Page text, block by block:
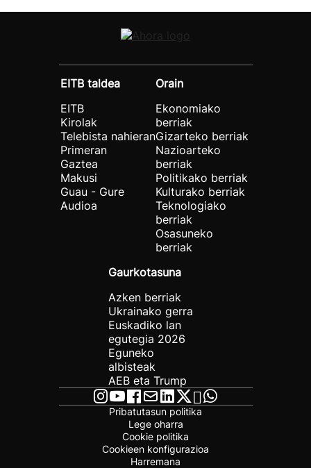
EITB taldea
EITB
Kirolak
Telebista nahieran
Primeran
Gaztea
Makusi
Guau - Gure
Audioa
Orain
Ekonomiako
berriak
Gizarteko berriak
Nazioarteko
berriak
Politikako berriak
Kulturako berriak
Teknologiako
berriak
Osasuneko
berriak
Gaurkotasuna
Azken berriak
Ukrainako gerra
Euskadiko lan
egutegia 2026
Eguneko
albisteak
AEB eta Trump
Pribatutasun politika
Lege oharra
Cookie politika
Cookieen konfigurazioa
Harremana